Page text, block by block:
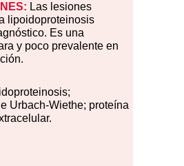
Las lesiones
lipoidoproteinosis
Es una
y poco prevalente en
Urbach-Wiethe; proteína